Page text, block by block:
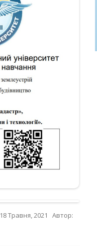
18 Травня, 2021
Автор: